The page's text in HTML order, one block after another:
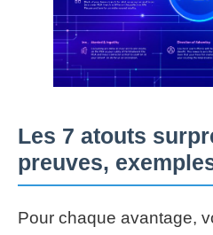
Les 7 atouts
preuves,
Pour chaque avantage,